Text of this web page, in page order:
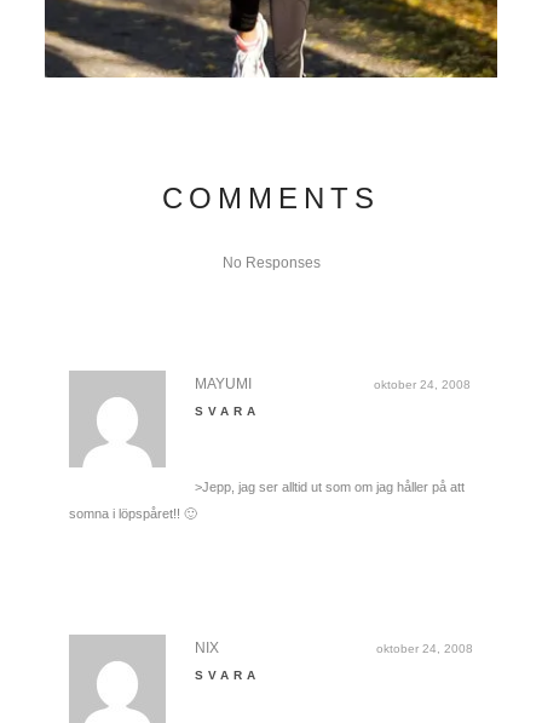
COMMENTS
No Responses
oktober 24, 2008
MAYUMI
SVARA
>Jepp, jag ser alltid ut som om jag håller på att
somna i löpspåret!! 🙂
oktober 24, 2008
NIX
SVARA